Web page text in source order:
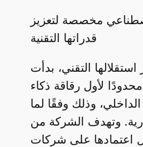
مخصصة لتعزيز
التقني، بدأت
محدودًا لأول رقاقة ذكاء
وذلك وفقًا لما
وتهدف الشركة من
اعتمادها على شركات